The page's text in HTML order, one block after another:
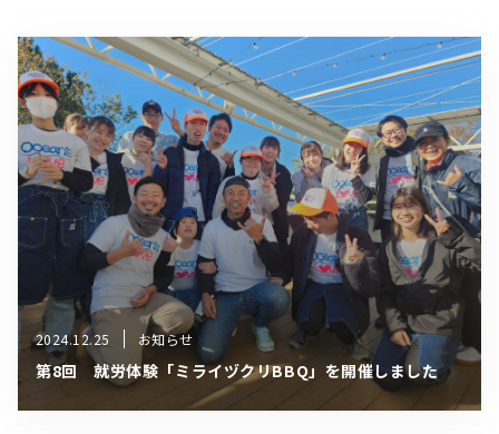
2024.12.25 お知らせ
第8回 就労体験「ミライヅクリBBQ」を開催しました